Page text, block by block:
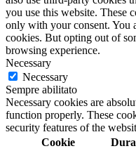
you use this website. These
only with your consent. You
cookies. But opting out of
browsing experience.
Necessary
Necessary
Sempre abilitato
Necessary cookies are
function properly. These
security features of the
Cookie